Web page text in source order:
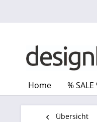
Home % SALE
Übersicht